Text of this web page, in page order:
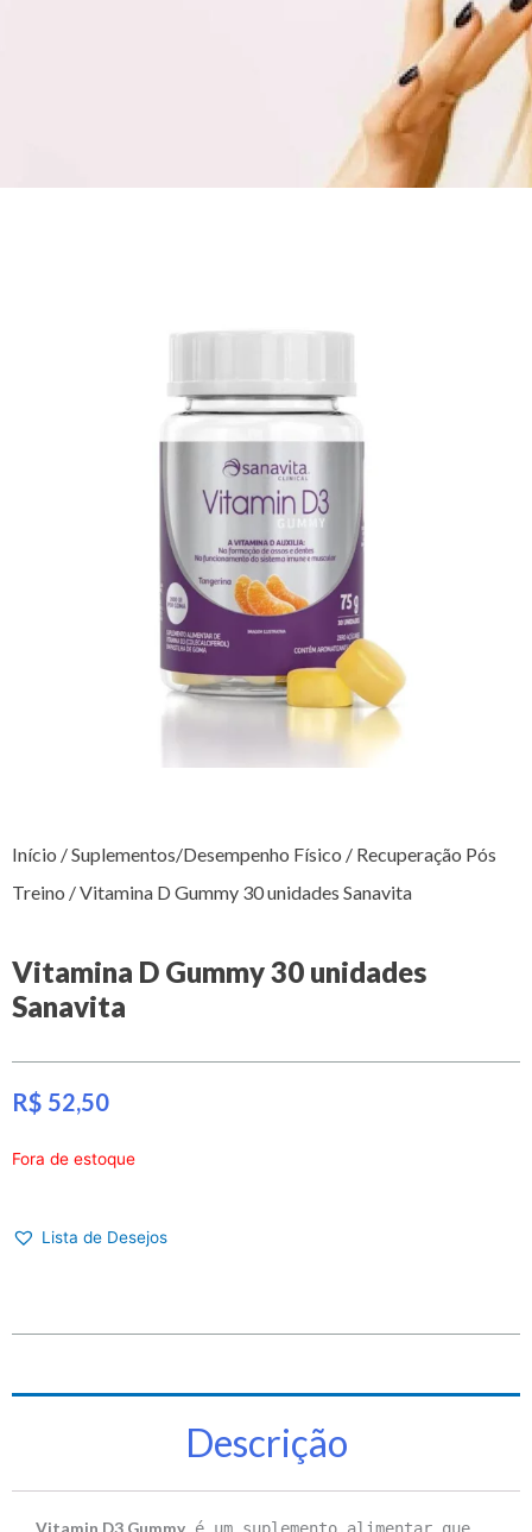
Início /Suplementos/Desempenho Físico / Recuperação Pós
Treino / Vitamina D Gummy 30 unidades Sanavita
Vitamina D Gummy 30 unidades
Sanavita
R$ 52,50
Fora de estoque
Lista de Desejos
Descrição
Vitamin D3 Gummy